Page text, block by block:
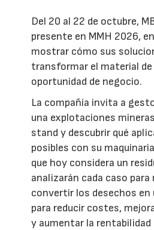
Del 20 al 22 de octubre,
presente en MMH 2026,
mostrar cómo sus
transformar el material
oportunidad de negocio.
La compañía invita a
una explotaciones
stand y descubrir qué
posibles con su
que hoy considera un
analizarán cada caso
convertir los desechos en
para reducir costes,
y aumentar la